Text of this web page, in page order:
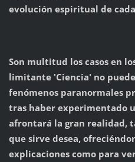
evolución espiritual de
Son multitud los casos en
limitante 'Ciencia' no
fenómenos paranormales
tras haber experimentado
afrontará la gran realidad,
que sirve desea,
explicaciones como para